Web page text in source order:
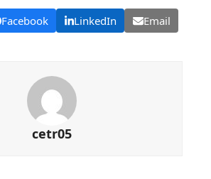
Facebook LinkedIn Email
cetr05